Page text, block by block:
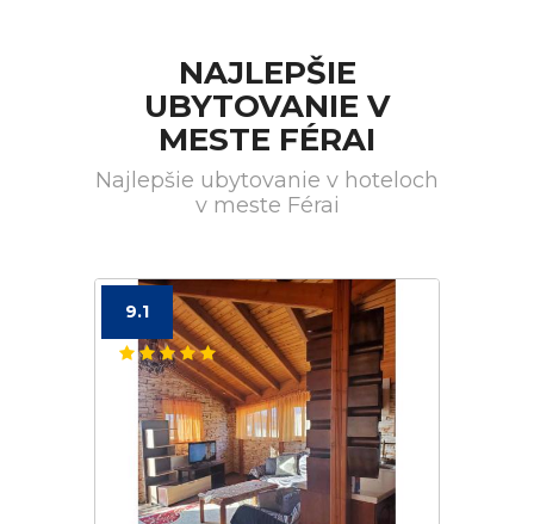
NAJLEPŠIE
UBYTOVANIE V
MESTE FÉRAI
Najlepšie ubytovanie v hoteloch
v meste Férai
9.1